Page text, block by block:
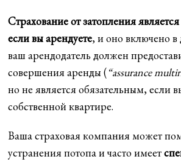
Страхование от затопления
если вы арендуете, и оно включено
ваш арендодатель должен
совершения аренды (“assurance
но не является обязательным, если
собственной квартире.
Ваша страховая компания может
устранения потопа и часто имеет